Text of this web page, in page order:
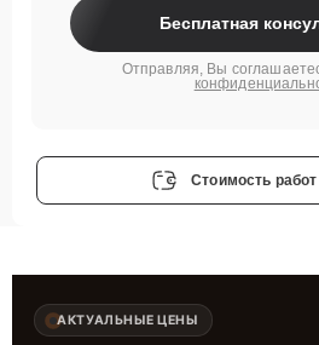
Бесплатная
Отправляя, Вы
Стоимость работ
АКТУАЛЬНЫЕ ЦЕНЫ